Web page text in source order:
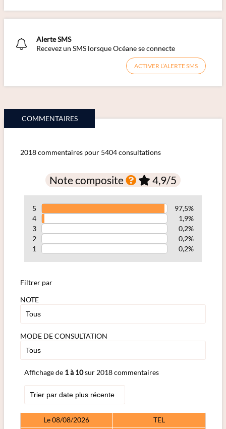
Alerte SMS
Recevez un SMS lorsque Océane se connecte
ACTIVER L’ALERTE SMS
COMMENTAIRES
2018 commentaires pour 5404 consultations
Note composite 4,9/5
5
97,5%
4
1,9%
3
0,2%
2
0,2%
1
0,2%
Filtrer par
NOTE
MODE DE CONSULTATION
Affichage de 1 à 10sur 2018 commentaires
Le 08/08/2026 TEL